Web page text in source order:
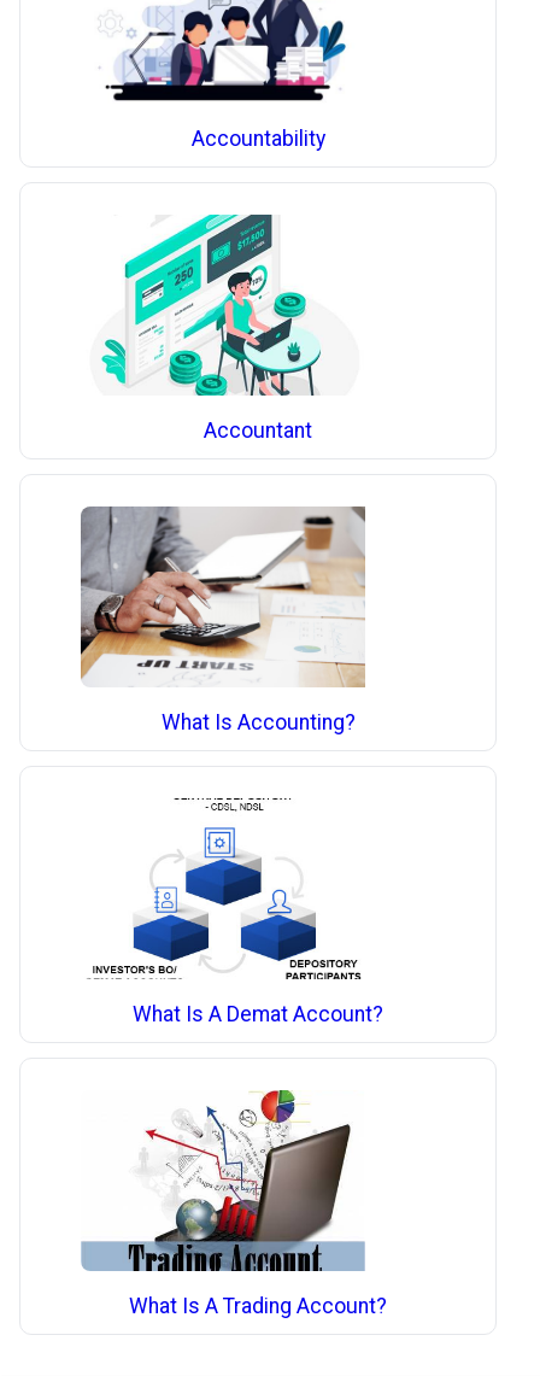
Accountability
Accountant
What Is Accounting?
What Is A Demat Account?
What Is A Trading Account?